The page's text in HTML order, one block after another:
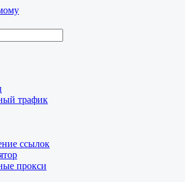
трафик
ссылок
прокси